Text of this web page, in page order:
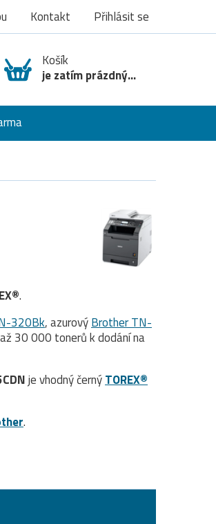
Kontakt Přihlásit se
Košík
je zatím prázdný...
.
320Bk, azurovýBrother TN-
30 000 tonerů k dodání na
je vhodný černýTOREX®
.